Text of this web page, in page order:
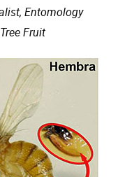
Entomology
Fruit